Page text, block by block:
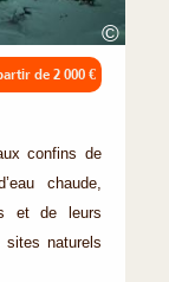
©
de 2 000 €
confins de
chaude,
et de leurs
sites naturels